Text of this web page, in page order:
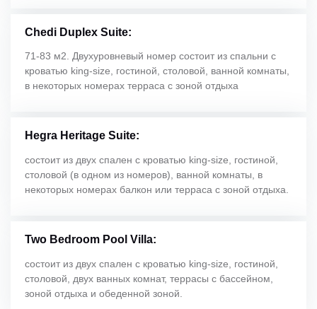
Chedi Duplex Suite:
71-83 м2. Двухуровневый номер состоит из спальни с
кроватью king-size, гостиной, столовой, ванной комнаты,
в некоторых номерах терраса с зоной отдыха
Hegra Heritage Suite:
состоит из двух спален с кроватью king-size, гостиной,
столовой (в одном из номеров), ванной комнаты, в
некоторых номерах балкон или терраса с зоной отдыха.
Two Bedroom Pool Villa:
состоит из двух спален с кроватью king-size, гостиной,
столовой, двух ванных комнат, террасы с бассейном,
зоной отдыха и обеденной зоной.